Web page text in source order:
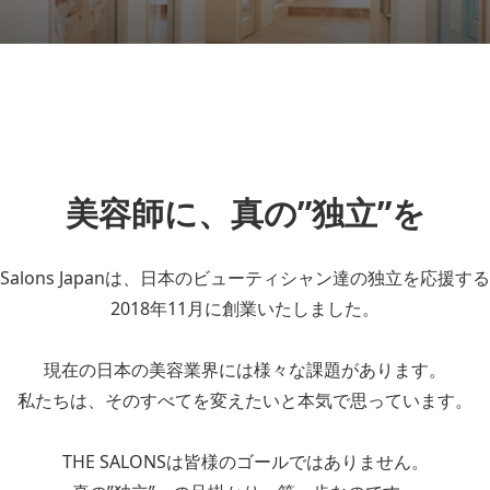
美容師に、真の”独立”を
Japanは、 日本のビューティシャン達の独立を応援す
2018年11月に創業いたしました。
現在の日本の美容業界には様々な課題があります。
私たちは、そのすべてを変えたいと本気で思っています。
THE SALONSは皆様のゴールではありません。